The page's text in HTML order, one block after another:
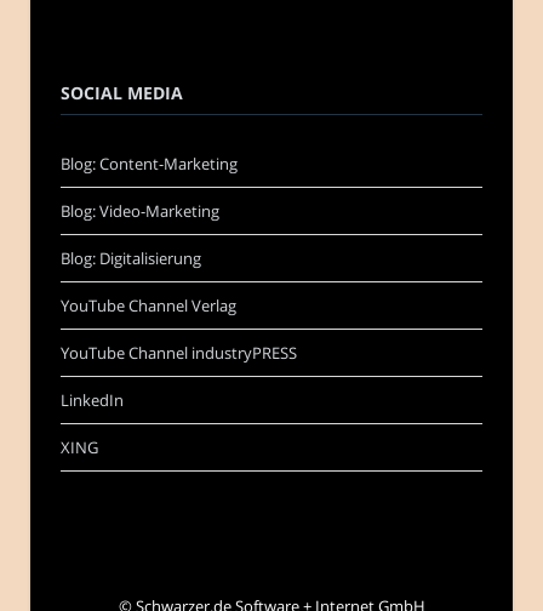
SOCIAL MEDIA
Blog: Content-Marketing
Blog: Video-Marketing
Blog: Digitalisierung
YouTube Channel Verlag
YouTube Channel industryPRESS
LinkedIn
XING
©Schwarzer.de Software + Internet GmbH